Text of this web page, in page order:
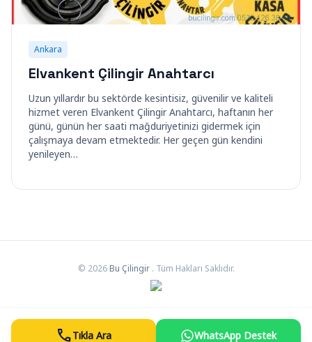
Ankara
Elvankent Çilingir Anahtarcı
Uzun yıllardır bu sektörde kesintisiz, güvenilir ve kaliteli
hizmet veren Elvankent Çilingir Anahtarcı, haftanın her
günü, günün her saati mağduriyetinizi gidermek için
çalışmaya devam etmektedir. Her geçen gün kendini
yenileyen…
© 2026 Bu Çilingir . Tüm Hakları Saklıdır.
callTıkla Ara WhatsApp Destek